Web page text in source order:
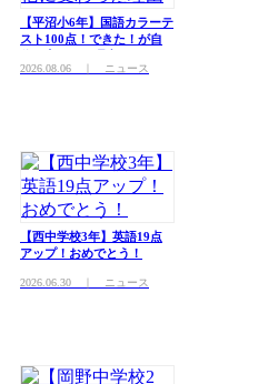
【平沼小6年】国語カラーテ
スト100点！できた！が自
2026.08.06 ｜ ニュース
【西中学校3年】英語19点
アップ！おめでとう！
2026.06.30 ｜ ニュース